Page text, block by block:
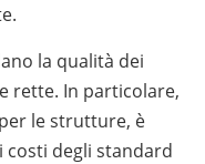
la qualità dei
rette. In particolare,
le strutture, è
degli standard